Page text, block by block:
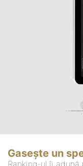
Gasește un